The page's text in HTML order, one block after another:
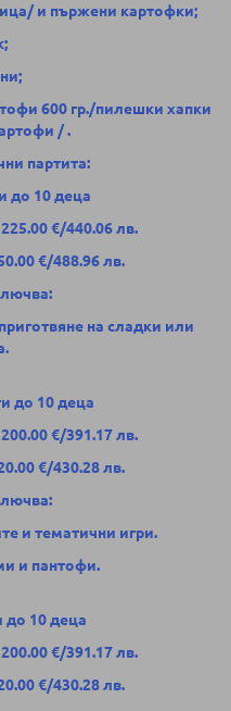
и пържени картофки;
600 гр./пилешки хапки
/.
партита:
до 10 деца
€/440.06 лв.
€/488.96 лв.
на сладки или
до 10 деца
€/391.17 лв.
€/430.28 лв.
и тематични игри.
и пантофи.
до 10 деца
€/391.17 лв.
€/430.28 лв.